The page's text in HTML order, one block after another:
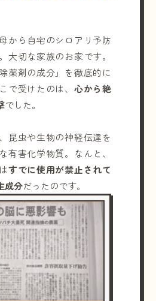
から自宅のシロアリ予防
大切な家族のお家です。
薬剤の成分」を徹底的に
で受けたのは、 心から絶
でした。
昆虫や生物の神経伝達を
有害化学物質。なんと、
すでに使用が禁止されて
成分だったのです。